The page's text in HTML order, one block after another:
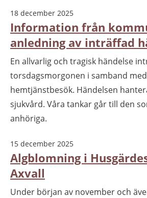
18 december 2025
Information från
anledning av inträffad
En allvarlig och tragisk händelse
torsdagsmorgonen i samband
hemtjänstbesök. Händelsen
sjukvård. Våra tankar går till den
anhöriga.
15 december 2025
Algblomning i
Axvall
Under början av november och